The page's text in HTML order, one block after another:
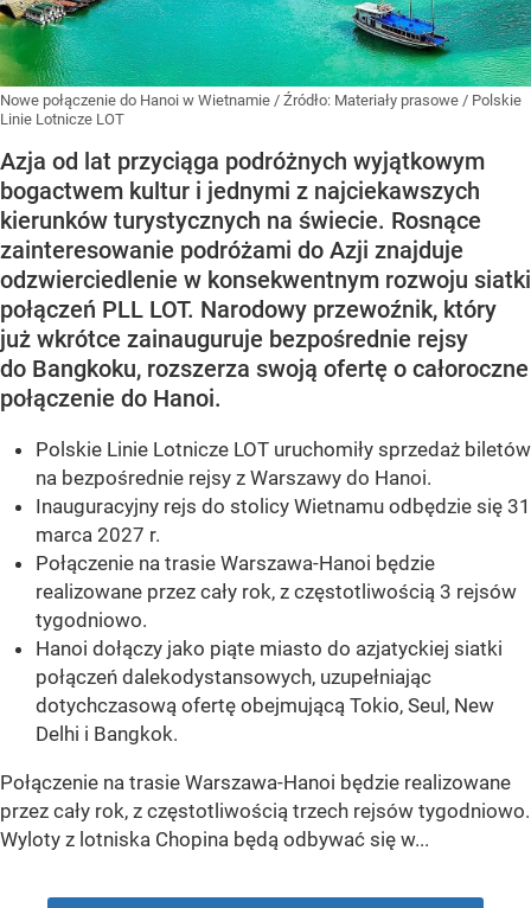
Nowe połączenie do Hanoi w Wietnamie / Źródło: Materiały prasowe / Polskie
Linie Lotnicze LOT
Azja od lat przyciąga podróżnych wyjątkowym
bogactwem kultur i jednymi z najciekawszych
kierunków turystycznych na świecie. Rosnące
zainteresowanie podróżami do Azji znajduje
odzwierciedlenie w konsekwentnym rozwoju siatki
połączeń PLL LOT. Narodowy przewoźnik, który
już wkrótce zainauguruje bezpośrednie rejsy
do Bangkoku, rozszerza swoją ofertę o całoroczne
połączenie do Hanoi.
Polskie Linie Lotnicze LOT uruchomiły sprzedaż biletów
na bezpośrednie rejsy z Warszawy do Hanoi.
Inauguracyjny rejs do stolicy Wietnamu odbędzie się 31
marca 2027 r.
Połączenie na trasie Warszawa-Hanoi będzie
realizowane przez cały rok, z częstotliwością 3 rejsów
tygodniowo.
Hanoi dołączy jako piąte miasto do azjatyckiej siatki
połączeń dalekodystansowych, uzupełniając
dotychczasową ofertę obejmującą Tokio, Seul, New
Delhi i Bangkok.
Połączenie na trasie Warszawa-Hanoi będzie realizowane
przez cały rok, z częstotliwością trzech rejsów tygodniowo.
Wyloty z lotniska Chopina będą odbywać się w...